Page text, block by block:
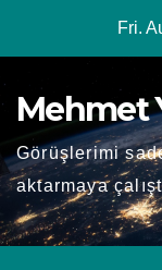
content
Fri.
Mehmet
Görüşlerimi
aktarmaya